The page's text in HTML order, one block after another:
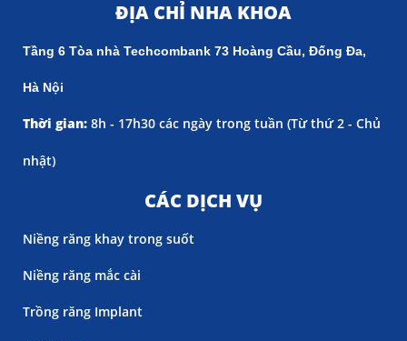
ĐỊA CHỈ NHA KHOA
Tầng 6 Tòa nhà Techcombank 73 Hoàng Cầu, Đống Đa,
Hà Nội
Thời gian: 8h - 17h30 các ngày trong tuần (Từ thứ 2 - Chủ
nhật)
CÁC DỊCH VỤ
Niềng răng khay trong suốt
Niềng răng mắc cài
Trồng răng Implant